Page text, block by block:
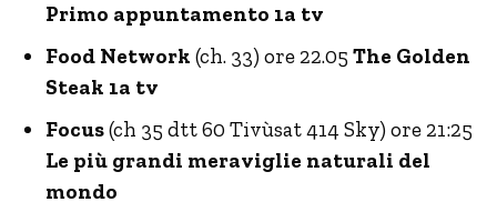
Primo appuntamento 1a tv
Food Network (ch. 33) ore 22.05 The Golden
Steak 1a tv
Focus(ch 35 dtt 60 Tivùsat 414 Sky) ore 21:25
Le più grandi meraviglie naturali del
mondo